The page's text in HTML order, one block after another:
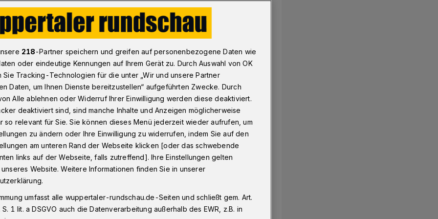
"PETA"-Kritik
gegen "PETA"-
weist die Kritik der
an der Elefantenhaltung entschieden
218-Partner speichern und greifen auf personenbezogene Daten wie
oder eindeutige Kennungen auf Ihrem Gerät zu. Durch Auswahl von OK
Sie Tracking-Technologien für die unter „Wir und unsere Partner
Daten, um Ihnen Dienste bereitzustellen“ aufgeführten Zwecke. Durch
Alle ablehnen oder Widerruf Ihrer Einwilligung werden diese deaktiviert.
deaktiviert sind, sind manche Inhalte und Anzeigen möglicherweise
so relevant für Sie. Sie können dieses Menü jederzeit wieder aufrufen, um
zu ändern oder Ihre Einwilligung zu widerrufen, indem Sie auf den
am unteren Rand der Webseite klicken [oder das schwebende
links auf der Webseite, falls zutreffend]. Ihre Einstellungen gelten
Website. Weitere Informationen finden Sie in unserer
umfasst alle wuppertaler-rundschau.de-Seiten und schließt gem. Art.
1 lit. a DSGVO auch die Datenverarbeitung außerhalb des EWR, z.B. in